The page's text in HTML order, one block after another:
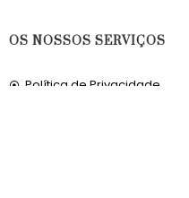
OS NOSSOS SERVIÇOS
Política de Privacidade